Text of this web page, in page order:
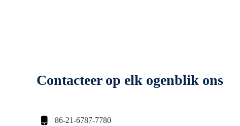
Contacteer op elk ogenblik ons
 86-21-6787-7780